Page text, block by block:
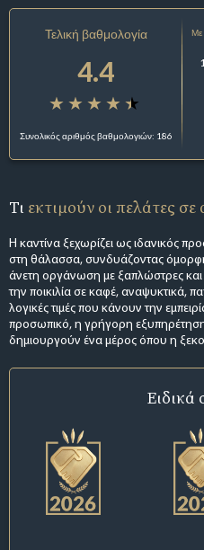
Τελική βαθμολογία
4.4
Συνολικός αριθμός βαθμολογιών: 186
Με
Τι εκτιμούν οι πελάτες σε
Η καντίνα ξεχωρίζει ως ιδανικός
στη θάλασσα, συνδυάζοντας
άνετη οργάνωση με ξαπλώστρες και
την ποικιλία σε καφέ, αναψυκτικά,
λογικές τιμές που κάνουν την
προσωπικό, η γρήγορη
δημιουργούν ένα μέρος όπου η
Ειδικά